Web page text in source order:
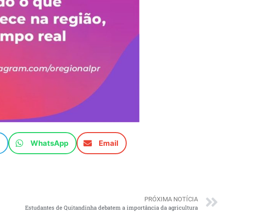
WhatsApp Email
PRÓXIMA NOTÍCIA
Estudantes de Quitandinha debatem a importância da agricultura